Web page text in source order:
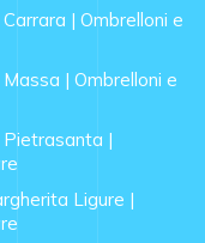
| Ombrelloni e
| Ombrelloni e
Pietrasanta |
Ligure |